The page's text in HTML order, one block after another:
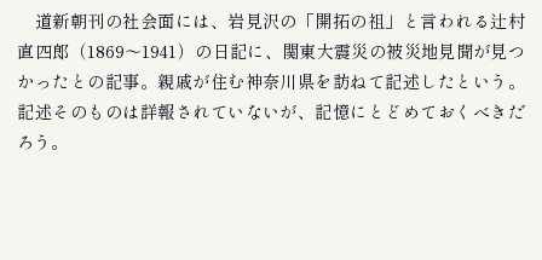
道新朝刊の社会面には、岩見沢の「開拓の祖」と言われる辻村
直四郎（1869〜1941）の日記に、関東大震災の被災地見聞が見つ
かったとの記事。親戚が住む神奈川県を訪ねて記述したという。
記述そのものは詳報されていないが、記憶にとどめておくべきだ
ろう。